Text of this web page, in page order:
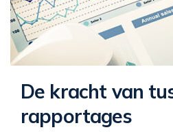
De kracht van
rapportages